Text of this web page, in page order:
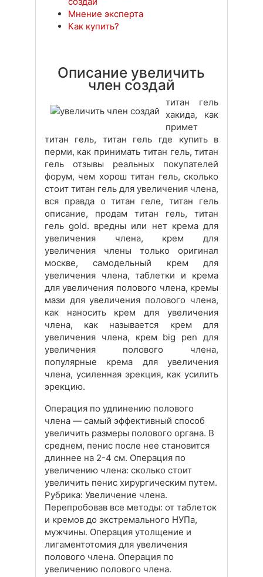
Мнение эксперта
Как купить?
Описание увеличить
член создай
титан гель
хакида, как
примет
титан гель, титан гель где купить в
перми, как принимать титан гель, титан
гель отзывы реальных покупателей
форум, чем хорош титан гель, сколько
стоит титан гель для увеличения члена,
вся правда о титан геле, титан гель
описание, продам титан гель, титан
гель gold. вредны или нет крема для
увеличения члена, крем для
увеличения члены только оригинал
москве, самодельный крем для
увеличения члена, таблетки и крема
для увеличения полового члена, кремы
мази для увеличения полового члена,
как наносить крем для увеличения
члена, как называется крем для
увеличения члена, крем big pen для
увеличения полового члена,
популярные крема для увеличения
члена, усиленная эрекция, как усилить
эрекцию.
Операция по удлинению полового
члена — самый эффективный способ
увеличить размеры полового органа. В
среднем, пенис после нее становится
длиннее на 2-4 см. Операция по
увеличению члена: сколько стоит
увеличить пенис хирургическим путем.
Рубрика: Увеличение члена.
Перепробовав все методы: от таблеток
и кремов до экстремального НУПа,
мужчины. Операция утолщение и
лигаментотомия для увеличения
полового члена. Операция по
увеличению полового члена.